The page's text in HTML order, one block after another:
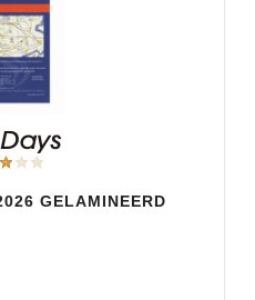
GELAMINEERD